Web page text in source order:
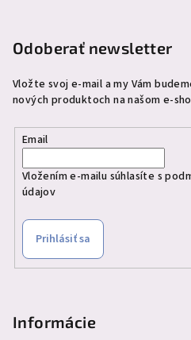
Odoberať newsletter
Vložte svoj e-mail a my Vám
nových produktoch na našom e-
Email
Vložením e-mailu súhlasíte s
údajov
Prihlásiť sa
Informácie